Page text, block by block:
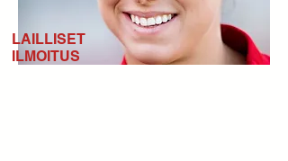
LAILLISET
ILMOITUS